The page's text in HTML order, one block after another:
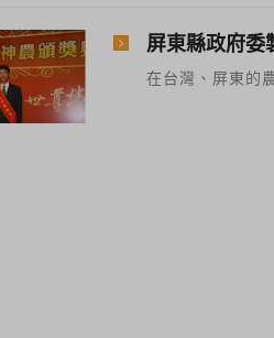
屏東縣政府
在台灣、屏東的